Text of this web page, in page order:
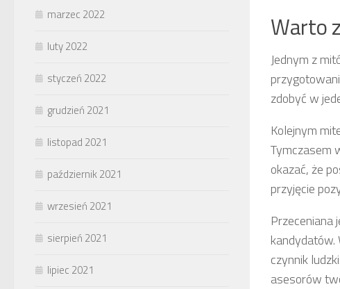
Warto
Jednym z
zdobyć w
Kolejnym
Tymczasem
okazać, że
przyjęcie
Przeceniana
kandydatów.
czynnik
asesorów
marzec 2022
luty 2022
styczeń 2022
grudzień 2021
listopad 2021
październik 2021
wrzesień 2021
sierpień 2021
lipiec 2021